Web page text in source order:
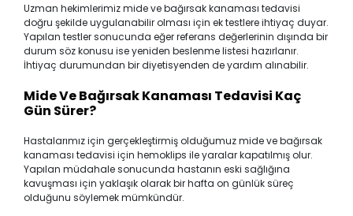
Uzman hekimlerimiz mide ve bağırsak kanaması tedavisi
doğru şekilde uygulanabilir olması için ek testlere ihtiyaç duyar.
Yapılan testler sonucunda eğer referans değerlerinin dışında bir
durum söz konusu ise yeniden beslenme listesi hazırlanır.
İhtiyaç durumundan bir diyetisyenden de yardım alınabilir.
Mide Ve Bağırsak Kanaması Tedavisi Kaç
Gün Sürer?
Hastalarımız için gerçekleştirmiş olduğumuz mide ve bağırsak
kanaması tedavisi için hemoklips ile yaralar kapatılmış olur.
Yapılan müdahale sonucunda hastanın eski sağlığına
kavuşması için yaklaşık olarak bir hafta on günlük süreç
olduğunu söylemek mümkündür.